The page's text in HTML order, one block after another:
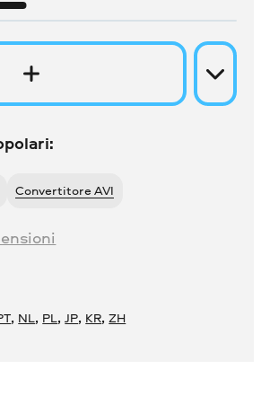
Convertitore AVI
, NL, PL,JP, KR,ZH